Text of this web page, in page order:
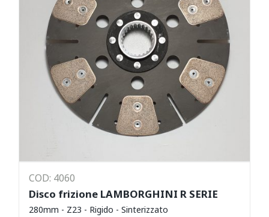
COD: 4060
Disco frizione LAMBORGHINI R SERIE
280mm - Z23 - Rigido - Sinterizzato